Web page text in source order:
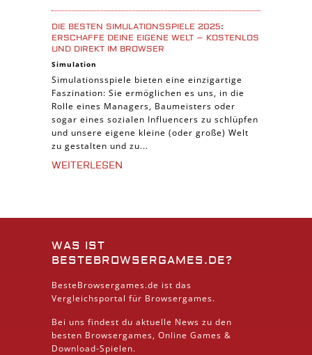
DIE BESTEN SIMULATIONSSPIELE 2025:
ERSCHAFFE DEINE EIGENE WELT – KOSTENLOS
UND DIREKT IM BROWSER
Simulation
Simulationsspiele bieten eine einzigartige
Faszination: Sie ermöglichen es uns, in die
Rolle eines Managers, Baumeisters oder
sogar eines sozialen Influencers zu schlüpfen
und unsere eigene kleine (oder große) Welt
zu gestalten und zu...
WEITERLESEN
WAS IST
BESTEBROWSERGAMES.DE?
BesteBrowsergames.de ist das
Vergleichsportal für Browsergames.
Bei uns findest du aktuelle News zu den
besten Browsergames, Online Games &
Download-Spielen.